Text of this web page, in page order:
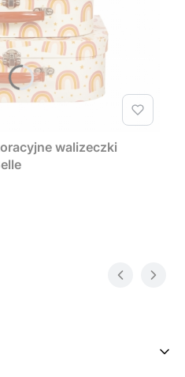
walizeczki